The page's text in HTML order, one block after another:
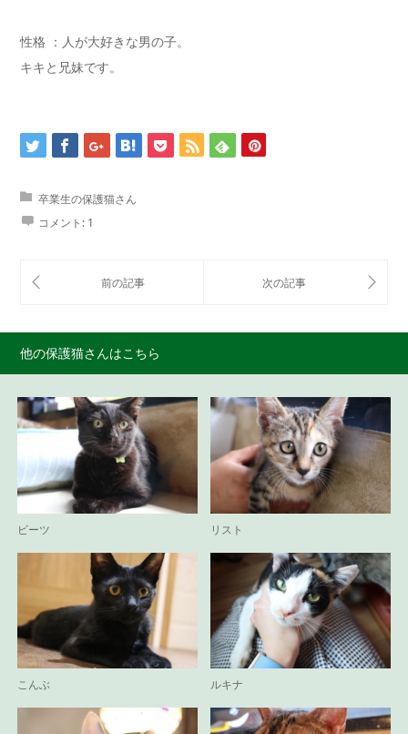
性格 ：人が大好きな男の子。
キキと兄妹です。
卒業生の保護猫さん
コメント: 1
他の保護猫さんはこちら
ビーツ リスト
こんぶ ルキナ